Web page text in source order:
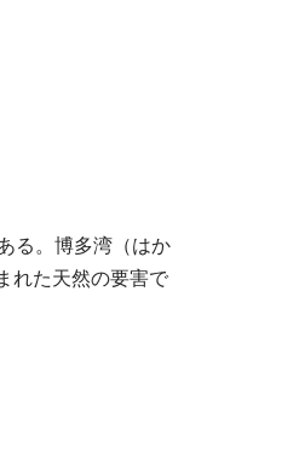
る。博多湾（はか
れた天然の要害で